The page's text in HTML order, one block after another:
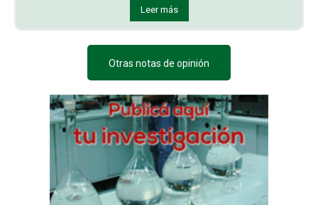
Leer más
Otras notas de opinión